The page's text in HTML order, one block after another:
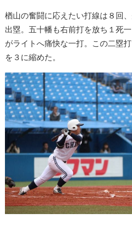
楢山の奮闘に応えたい打線は８回
出塁。五十幡も右前打を放ち１死
がライトへ痛快な一打。この二塁
を３に縮めた。